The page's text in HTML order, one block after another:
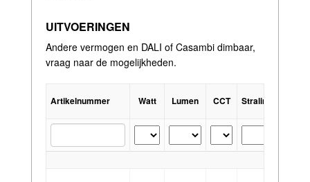
UITVOERINGEN
Andere vermogen en DALI of Casambi dimbaar,
vraag naar de mogelijkheden.
Artikelnummer Watt Lumen CCT Stralingshoek